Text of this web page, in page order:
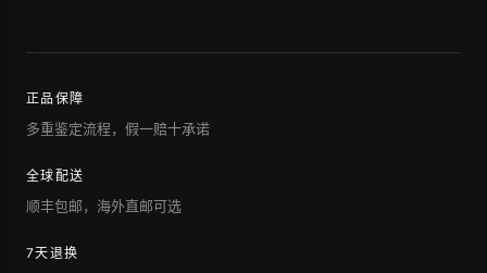
正品保障
多重鉴定流程，假一赔十承诺
全球配送
顺丰包邮，海外直邮可选
7天退换